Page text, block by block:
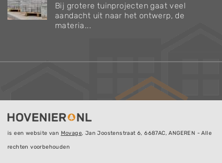
Bij grotere tuinprojecten gaat veel
aandacht uit naar het ontwerp, de
materia...
is een website van Movage, Jan Joostenstraat 6, 6687AC, ANGEREN - Alle
rechten voorbehouden